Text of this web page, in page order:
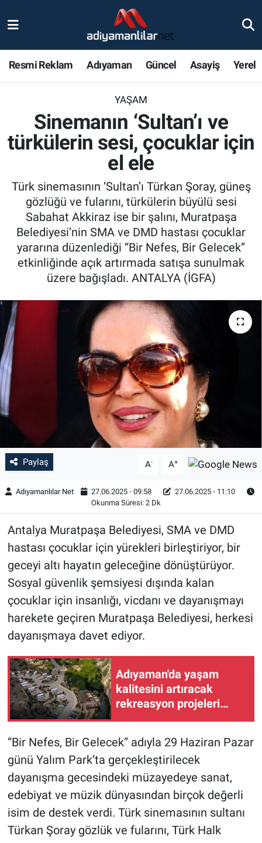
Resmi Reklam Adıyaman Güncel Asayiş Yerel
YAŞAM
Sinemanın ‘Sultan’ı ve
türkülerin sesi, çocuklar için
el ele
Türk sinemasının ‘Sultan’ı Türkan Şoray, güneş
gözlüğü ve fularını, türkülerin büyülü sesi
Sabahat Akkiraz ise bir şalını, Muratpaşa
Belediyesi’nin SMA ve DMD hastası çocuklar
yararına düzenlediği “Bir Nefes, Bir Gelecek”
etkinliğinde açık artırmada satışa sunulmak
üzere bağışladı. ANTALYA (İGFA)
Paylaş A- A+
Adıyamanlılar Net 27.06.2025 - 09:58
27.06.2025 - 11:10
Okunma Süresi: 2 Dk
Antalya Muratpaşa Belediyesi, SMA ve DMD
hastası çocuklar için yürekleri birleştiriyor, bir
geceyi altı hayatın geleceğine dönüştürüyor.
Sosyal güvenlik şemsiyesi dışında kalan
çocuklar için insanlığı, vicdanı ve dayanışmayı
harekete geçiren Muratpaşa Belediyesi, herkesi
dayanışmaya davet ediyor.
Adıyaman'da yaşam
kalitesini artıracak
rekreasyon projeleri
“Bir Nefes, Bir Gelecek” adıyla 29 Haziran Pazar
günü Yalım Park’ta gerçekleştirilecek
dayanışma gecesindeki müzayedeye sanat,
edebiyat ve müzik dünyasından birçok değerli
isim de destek verdi. Türk sinemasının sultanı
Türkan Şoray gözlük ve fularını, Türk Halk
Magazin
Gündem
Asayiş
Sağlık
Özel Haber
Kültür Sanat
Çevre
BİLİM VE TEKNOLOJİ
Şambayat Haber
Nöbetçi Eczaneler
Adiyaman Namaz Vakitleri
Trafik Durumu
Süper Lig Puan Durumu ve Fikstür
Tüm Manşetler
Son Dakika Haberleri
Haber Arşivi